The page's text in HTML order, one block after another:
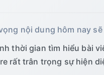
nội dung hôm nay
thời gian tìm hiểu bài
rất trân trọng sự hiện